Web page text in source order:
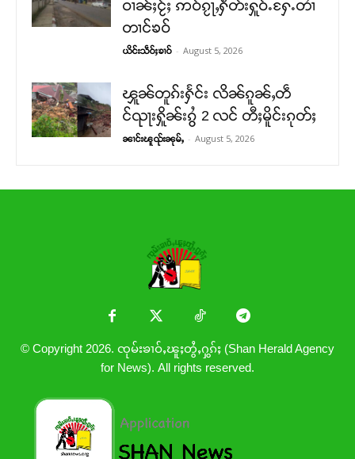
ဝၢၼ်ႈငႂ်ႈ ဢဝ်ၵႂႃႇႁဵတ်းႁူဝ်ႉႁႄႉတၢႆ
တၢင်ၶဝ်
ယိင်းသဵဝ်ႈၶၢဝ် - August 5, 2026
ၾူၼ်တူၵ်းႁႅင်း လိၼ်ၵူၼ်ႇတဵ
င်ၺႃးႁိူၼ်းၵွႆ 2 လင် တီႈမိူင်းၵုတ်ႈ
ၼၢင်းၽူၺ်းၼုမ်ႇ - August 5, 2026
© Copyright 2026. ၸုမ်းၶၢဝ်ႇၽူႈတွႆႇႁွၵ်ႈ (Shan Herald Agency
for News). All rights reserved.